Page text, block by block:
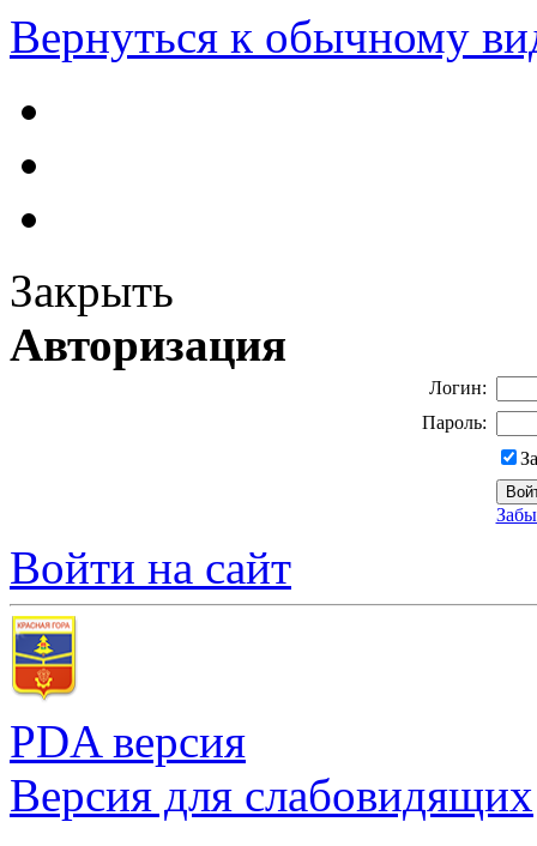
Вернуться к обычному
Закрыть
Авторизация
Логин:
Пароль:
Войти на сайт
PDA версия
Версия для слабовидящих